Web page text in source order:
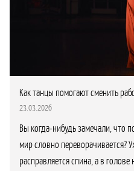
Как танцы помогают сменить
23.03.2026
Вы когда-нибудь замечали, что
мир словно переворачивается?
расправляется спина, а в